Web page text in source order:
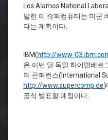
Los Alamos National
발한 이 슈퍼컴퓨터는 미군
다는 계획이다.
IBM(http://www-
은 이번 달 독일 하이델베르
터 콘퍼런스(International
http://www.supercomp.de)
공식 발표할 예정이다.